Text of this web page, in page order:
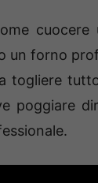
forno
togliere
poggiare